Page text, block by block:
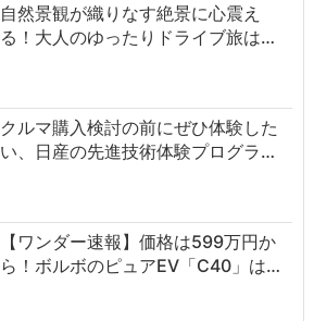
自然景観が織りなす絶景に心震え
る！大人のゆったりドライブ旅は…
クルマ購入検討の前にぜひ体験した
い、日産の先進技術体験プログラ…
【ワンダー速報】価格は599万円か
ら！ボルボのピュアEV「C40」は…